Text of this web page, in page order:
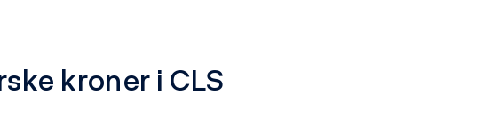
kroner i CLS